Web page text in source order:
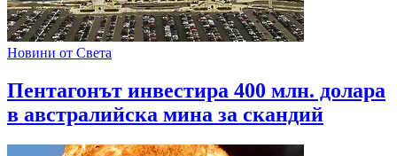
Новини от Света
Пентагонът инвестира 400 млн. долара
в австралийска мина за скандий